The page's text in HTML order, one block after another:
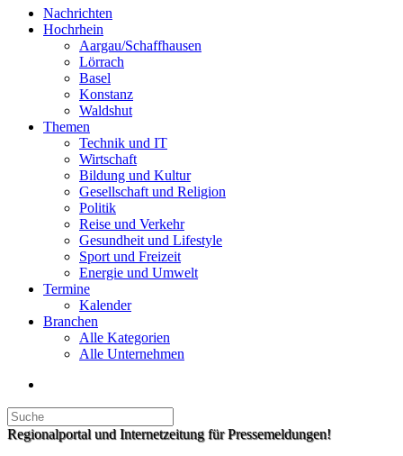
Nachrichten
Hochrhein
Aargau/Schaffhausen
Lörrach
Basel
Konstanz
Waldshut
Themen
Technik und IT
Wirtschaft
Bildung und Kultur
Gesellschaft und Religion
Politik
Reise und Verkehr
Gesundheit und Lifestyle
Sport und Freizeit
Energie und Umwelt
Termine
Kalender
Branchen
Alle Kategorien
Alle Unternehmen
Regionalportal und Internetzeitung für Pressemeldungen!